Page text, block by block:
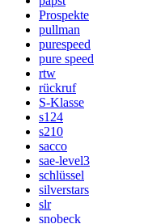
Prospekte
pullman
purespeed
pure speed
rtw
rückruf
S-Klasse
s124
s210
sacco
sae-level3
schlüssel
silverstars
slr
snobeck